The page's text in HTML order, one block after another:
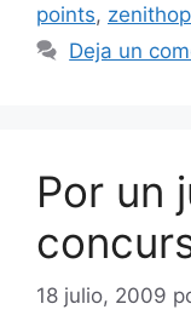
points,
Deja un
Por un
18 julio, 2009